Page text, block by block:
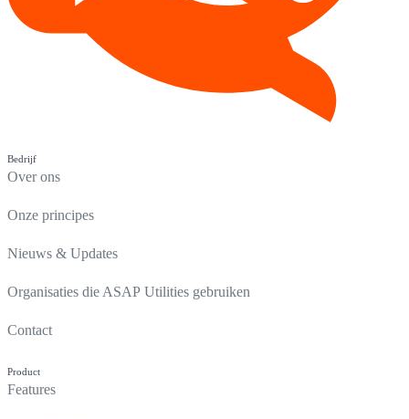
Bedrijf
Over ons
Onze principes
Nieuws & Updates
Organisaties die ASAP Utilities gebruiken
Contact
Product
Features